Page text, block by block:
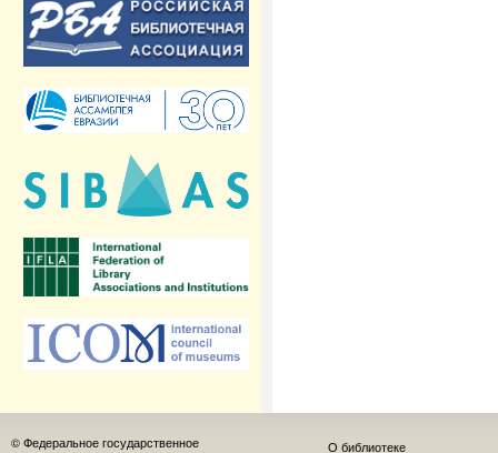
© Федеральное государственное
О библиотеке